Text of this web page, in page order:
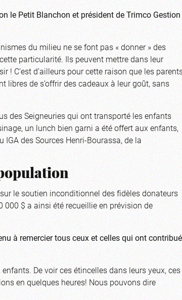
le Petit Blanchon et président de Trimco Gestion
du milieu ne se font pas « donner » des
particularité. Ils peuvent mettre dans leur
! C’est d’ailleurs pour cette raison que les
libres de s’offrir des cadeaux à leur goût, sans
des Seigneuries qui ont transporté les enfants
un lunch bien garni a été offert aux enfants,
des Sources Henri-Bourassa, de la
le soutien inconditionnel des fidèles donateurs
000 $ a ainsi été recueillie en prévision de
à remercier tous ceux et celles qui ont contribué
De voir ces étincelles dans leurs yeux, ces
en quelques heures! Nous pouvons dire